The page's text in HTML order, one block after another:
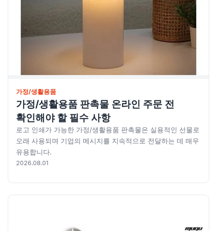
가정/생활용품
가정/생활용품 판촉물 온라인 주문 전
확인해야 할 필수 사항
로고 인쇄가 가능한 가정/생활용품 판촉물은 실용적인 선물로
오래 사용되며 기업의 메시지를 지속적으로 전달하는 데 매우
유용합니다.
2026.08.01